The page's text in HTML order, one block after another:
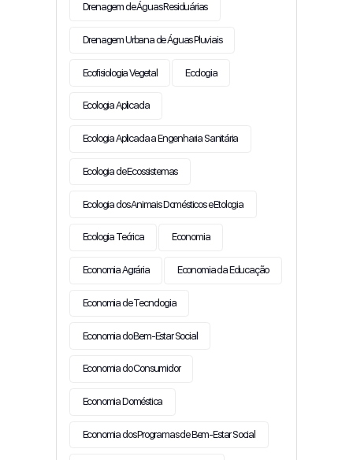
Drenagem de Águas Residuárias
Drenagem Urbana de Águas Pluviais
Ecofisiologia Vegetal Ecologia
Ecologia Aplicada
Ecologia Aplicada a Engenharia Sanitária
Ecologia de Ecossistemas
Ecologia dos Animais Domésticos e Etologia
Ecologia Teórica Economia
Economia Agrária Economia da Educação
Economia de Tecnologia
Economia do Bem-Estar Social
Economia do Consumidor
Economia Doméstica
Economia dos Programas de Bem-Estar Social